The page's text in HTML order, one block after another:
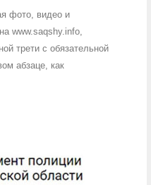
фото, видео и
www.saqshy.info,
трети с обязательной
абзаце, как